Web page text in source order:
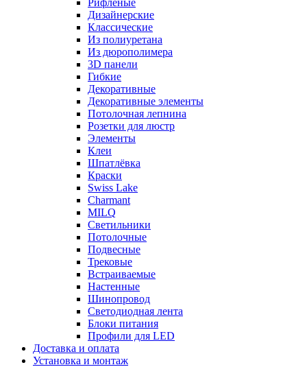
Рифленые
Дизайнерские
Классические
Из полиуретана
Из дюрополимера
3D панели
Гибкие
Декоративные
Декоративные элементы
Потолочная лепнина
Розетки для люстр
Элементы
Клеи
Шпатлёвка
Краски
Swiss Lake
Charmant
MILQ
Светильники
Потолочные
Подвесные
Трековые
Встраиваемые
Настенные
Шинопровод
Светодиодная лента
Блоки питания
Профили для LED
Доставка и оплата
Установка и монтаж